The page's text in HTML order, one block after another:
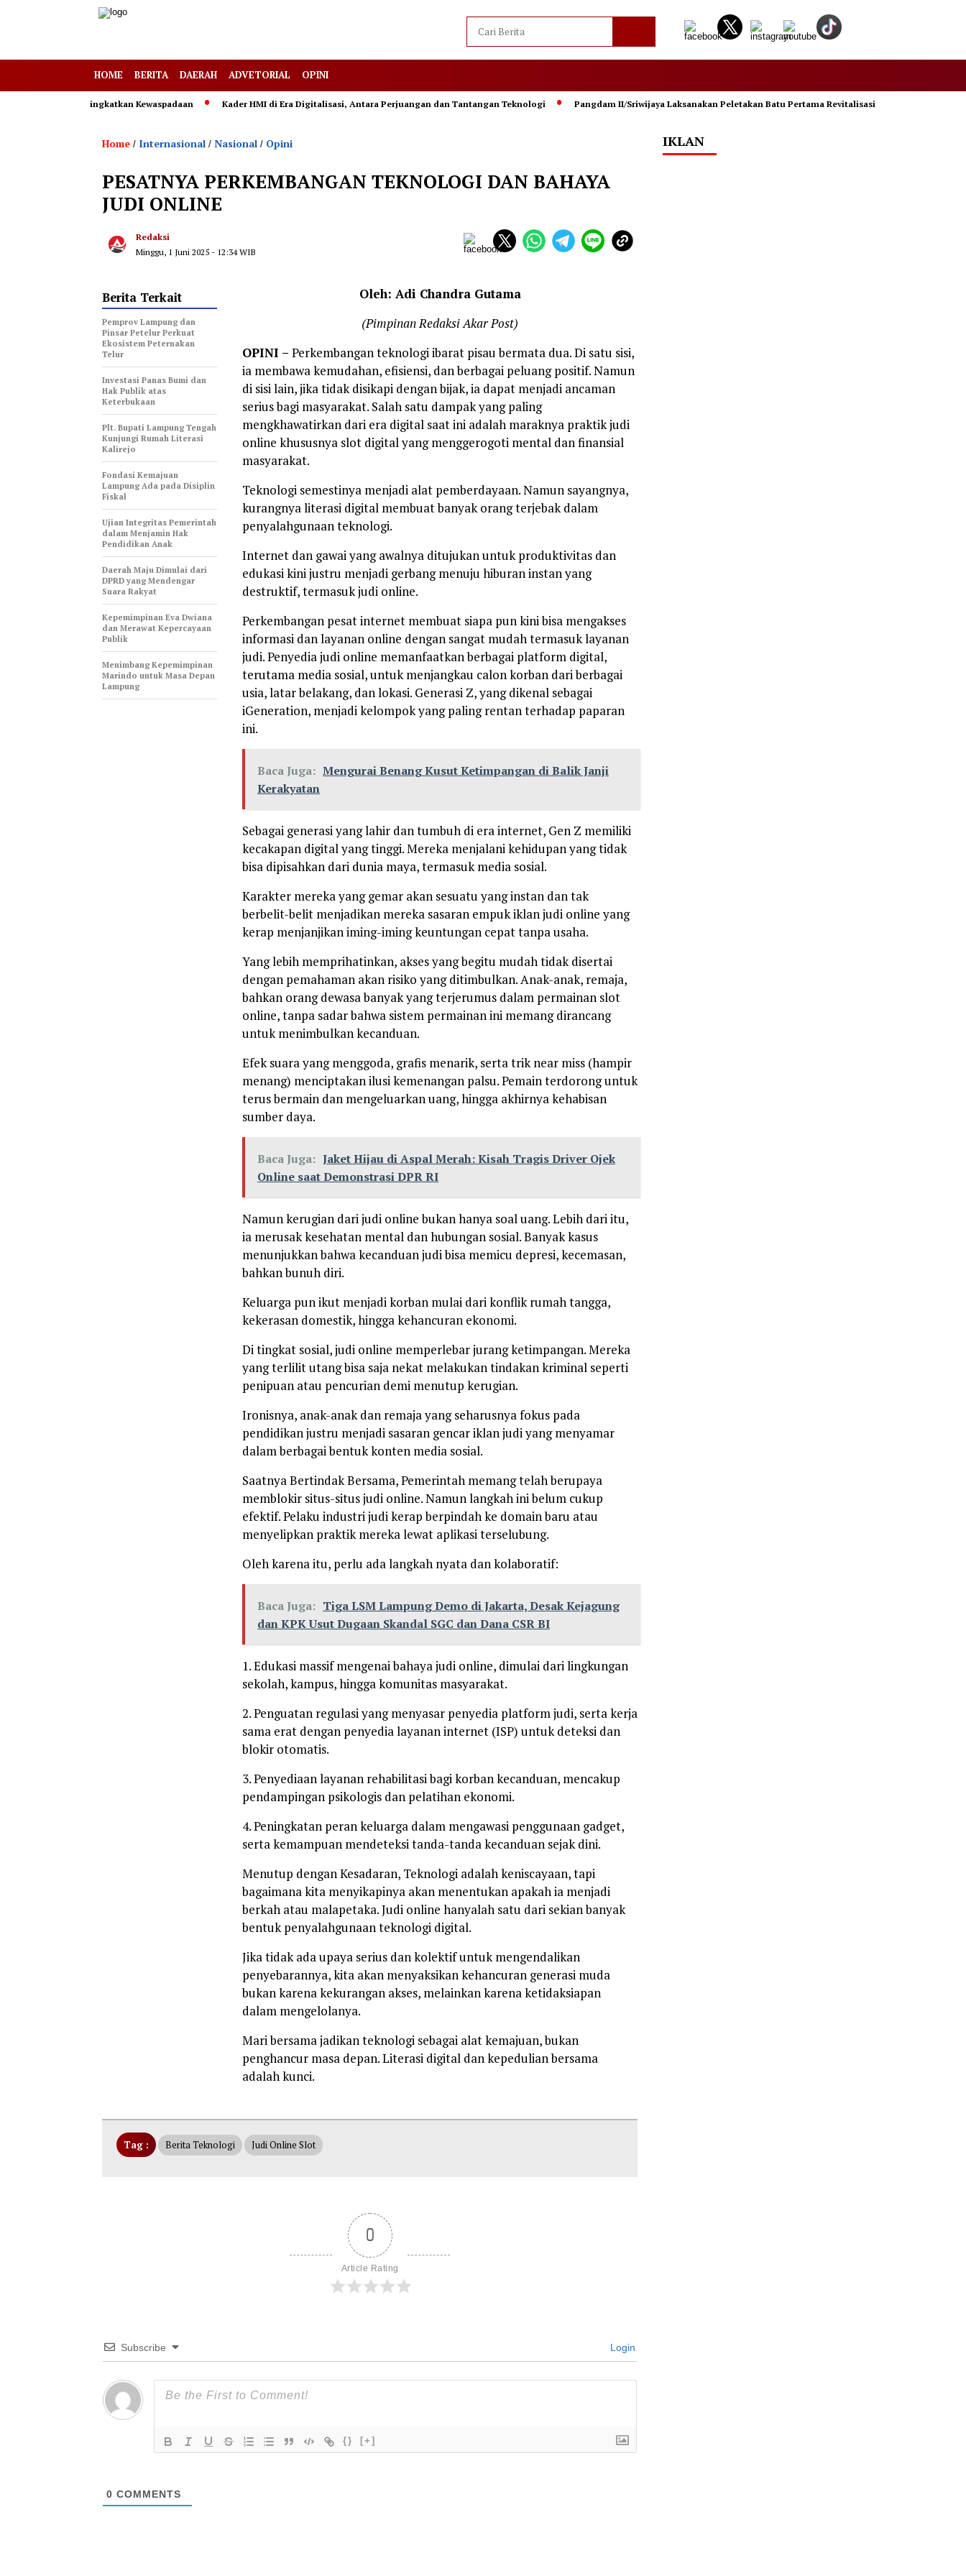
HOME BERITA DAERAH ADVETORIAL OPINI
Diminta Tingkatkan Kewaspadaan Kader HMI di Era Digitalisasi, Antara Perjuangan dan Tantangan Teknologi Pangdam II/Sriwijaya Laksanakan Peletakan Batu Pertama Revitalisasi Pasar Koga Bandar Lampung
Home / Internasional / Nasional / Opini
PESATNYA PERKEMBANGAN TEKNOLOGI DAN BAHAYA
JUDI ONLINE
Redaksi
Minggu, 1 Juni 2025 - 12:34 WIB
Oleh: Adi Chandra Gutama
(Pimpinan Redaksi Akar Post)
OPINI – Perkembangan teknologi ibarat pisau bermata dua. Di satu sisi,
ia membawa kemudahan, efisiensi, dan berbagai peluang positif. Namun
di sisi lain, jika tidak disikapi dengan bijak, ia dapat menjadi ancaman
serius bagi masyarakat. Salah satu dampak yang paling
mengkhawatirkan dari era digital saat ini adalah maraknya praktik judi
online khususnya slot digital yang menggerogoti mental dan finansial
masyarakat.
Teknologi semestinya menjadi alat pemberdayaan. Namun sayangnya,
kurangnya literasi digital membuat banyak orang terjebak dalam
penyalahgunaan teknologi.
Internet dan gawai yang awalnya ditujukan untuk produktivitas dan
edukasi kini justru menjadi gerbang menuju hiburan instan yang
destruktif, termasuk judi online.
Perkembangan pesat internet membuat siapa pun kini bisa mengakses
informasi dan layanan online dengan sangat mudah termasuk layanan
judi. Penyedia judi online memanfaatkan berbagai platform digital,
terutama media sosial, untuk menjangkau calon korban dari berbagai
usia, latar belakang, dan lokasi. Generasi Z, yang dikenal sebagai
iGeneration, menjadi kelompok yang paling rentan terhadap paparan
ini.
Baca Juga: Mengurai Benang Kusut Ketimpangan di Balik Janji
Kerakyatan
Sebagai generasi yang lahir dan tumbuh di era internet, Gen Z memiliki
kecakapan digital yang tinggi. Mereka menjalani kehidupan yang tidak
bisa dipisahkan dari dunia maya, termasuk media sosial.
Karakter mereka yang gemar akan sesuatu yang instan dan tak
berbelit-belit menjadikan mereka sasaran empuk iklan judi online yang
kerap menjanjikan iming-iming keuntungan cepat tanpa usaha.
Yang lebih memprihatinkan, akses yang begitu mudah tidak disertai
dengan pemahaman akan risiko yang ditimbulkan. Anak-anak, remaja,
bahkan orang dewasa banyak yang terjerumus dalam permainan slot
online, tanpa sadar bahwa sistem permainan ini memang dirancang
untuk menimbulkan kecanduan.
Efek suara yang menggoda, grafis menarik, serta trik near miss (hampir
menang) menciptakan ilusi kemenangan palsu. Pemain terdorong untuk
terus bermain dan mengeluarkan uang, hingga akhirnya kehabisan
sumber daya.
Baca Juga: Jaket Hijau di Aspal Merah: Kisah Tragis Driver Ojek
Online saat Demonstrasi DPR RI
Namun kerugian dari judi online bukan hanya soal uang. Lebih dari itu,
ia merusak kesehatan mental dan hubungan sosial. Banyak kasus
menunjukkan bahwa kecanduan judi bisa memicu depresi, kecemasan,
bahkan bunuh diri.
Keluarga pun ikut menjadi korban mulai dari konflik rumah tangga,
kekerasan domestik, hingga kehancuran ekonomi.
Di tingkat sosial, judi online memperlebar jurang ketimpangan. Mereka
yang terlilit utang bisa saja nekat melakukan tindakan kriminal seperti
penipuan atau pencurian demi menutup kerugian.
Ironisnya, anak-anak dan remaja yang seharusnya fokus pada
pendidikan justru menjadi sasaran gencar iklan judi yang menyamar
dalam berbagai bentuk konten media sosial.
Saatnya Bertindak Bersama, Pemerintah memang telah berupaya
memblokir situs-situs judi online. Namun langkah ini belum cukup
efektif. Pelaku industri judi kerap berpindah ke domain baru atau
menyelipkan praktik mereka lewat aplikasi terselubung.
Oleh karena itu, perlu ada langkah nyata dan kolaboratif:
Baca Juga: Tiga LSM Lampung Demo di Jakarta, Desak Kejagung
dan KPK Usut Dugaan Skandal SGC dan Dana CSR BI
1. Edukasi massif mengenai bahaya judi online, dimulai dari lingkungan
sekolah, kampus, hingga komunitas masyarakat.
2. Penguatan regulasi yang menyasar penyedia platform judi, serta kerja
sama erat dengan penyedia layanan internet (ISP) untuk deteksi dan
blokir otomatis.
3. Penyediaan layanan rehabilitasi bagi korban kecanduan, mencakup
pendampingan psikologis dan pelatihan ekonomi.
4. Peningkatan peran keluarga dalam mengawasi penggunaan gadget,
serta kemampuan mendeteksi tanda-tanda kecanduan sejak dini.
Menutup dengan Kesadaran, Teknologi adalah keniscayaan, tapi
bagaimana kita menyikapinya akan menentukan apakah ia menjadi
berkah atau malapetaka. Judi online hanyalah satu dari sekian banyak
bentuk penyalahgunaan teknologi digital.
Jika tidak ada upaya serius dan kolektif untuk mengendalikan
penyebarannya, kita akan menyaksikan kehancuran generasi muda
bukan karena kekurangan akses, melainkan karena ketidaksiapan
dalam mengelolanya.
Mari bersama jadikan teknologi sebagai alat kemajuan, bukan
penghancur masa depan. Literasi digital dan kepedulian bersama
adalah kunci.
Berita Terkait
Pemprov Lampung dan
Pinsar Petelur Perkuat
Ekosistem Peternakan
Telur
Investasi Panas Bumi dan
Hak Publik atas
Keterbukaan
Plt. Bupati Lampung Tengah
Kunjungi Rumah Literasi
Kalirejo
Fondasi Kemajuan
Lampung Ada pada Disiplin
Fiskal
Ujian Integritas Pemerintah
dalam Menjamin Hak
Pendidikan Anak
Daerah Maju Dimulai dari
DPRD yang Mendengar
Suara Rakyat
Kepemimpinan Eva Dwiana
dan Merawat Kepercayaan
Publik
Menimbang Kepemimpinan
Marindo untuk Masa Depan
Lampung
Tag : Berita Teknologi Judi Online Slot
0
Article Rating
Subscribe Login
{} [+]
0 COMMENTS
IKLAN